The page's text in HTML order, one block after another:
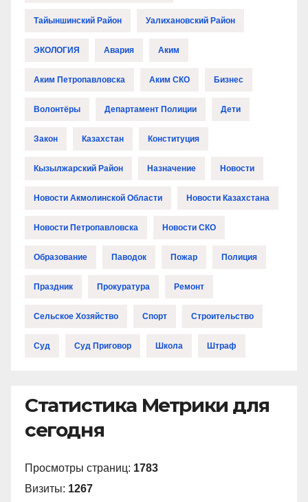
Тайыншинский Район Уалихановский Район
ЭКОЛОГИЯ Авария Аким
Аким Петропавловска Аким СКО Бизнес
Волонтёры Департамент Полиции Дети
Закон Казахстан Конституция
Кызылжарский Район Назначение Новости
Новости Акмолинской Области Новости Казахстана
Новости Петропавловска Новости СКО
Образование Паводок Пожар Полиция
Праздник Прокуратура Ремонт
Сельское Хозяйство Спорт Строительство
Суд Суд Приговор Школа Штраф
Статистика Метрики для
сегодня
Просмотры страниц: 1783
Визиты: 1267